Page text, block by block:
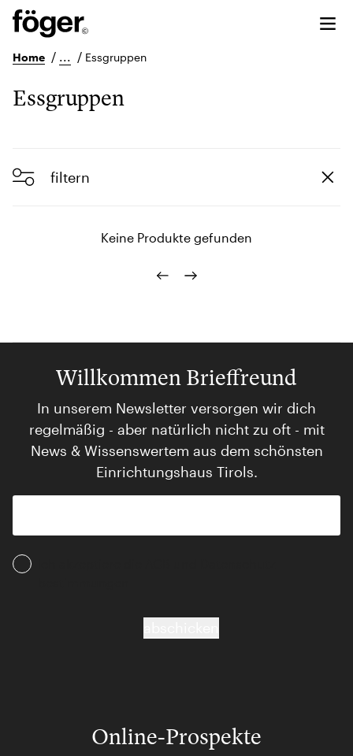
Home / ... / Essgruppen
Essgruppen
filtern
Keine Produkte gefunden
Willkommen Brieffreund
In unserem Newsletter versorgen wir dich
regelmäßig - aber natürlich nicht zu oft - mit
News & Wissenswertem aus dem schönsten
Einrichtungshaus Tirols.
Online-Prospekte